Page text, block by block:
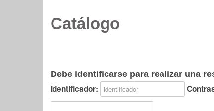
Catálogo
Debe identificarse para realizar una
Identificador: